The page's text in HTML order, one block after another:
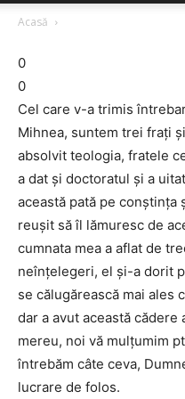
Acasă
0
0
Cel care v-a trimis
Mihnea, suntem trei frați
absolvit teologia, fratele
a dat și doctoratul și a
această pată pe conștința
reușit să îl lămuresc de
cumnata mea a aflat de
neînțelegeri, el și-a dorit
se călugărească mai ales
dar a avut această
mereu, noi vă mulțumim
întrebăm câte ceva,
lucrare de folos.